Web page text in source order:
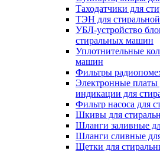
Таходатчики для
ТЭН для
УБЛ-устройство
стиральных машин
Уплотнительные
машин
Фильтры
Электронные платы
индикации для
Фильтр насоса для
Шкивы для
Шланги заливные
Шланги сливные
Щетки для